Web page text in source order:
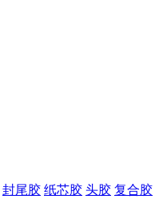
封尾胶 纸芯胶 头胶 复合胶